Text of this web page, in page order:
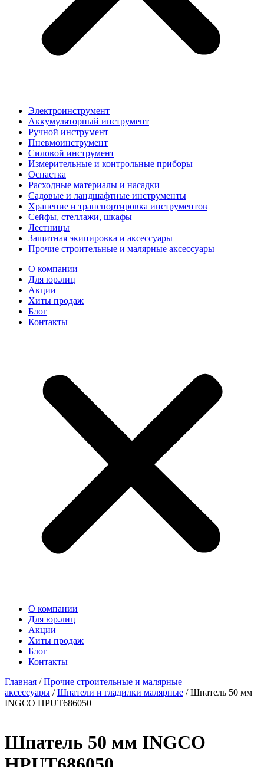
Электроинструмент
Аккумуляторный инструмент
Ручной инструмент
Пневмоинструмент
Силовой инструмент
Измерительные и контрольные приборы
Оснастка
Расходные материалы и насадки
Садовые и ландшафтные инструменты
Хранение и транспортировка инструментов
Сейфы, стеллажи, шкафы
Лестницы
Защитная экипировка и аксессуары
Прочие строительные и малярные аксессуары
О компании
Для юр.лиц
Акции
Хиты продаж
Блог
Контакты
О компании
Для юр.лиц
Акции
Хиты продаж
Блог
Контакты
Главная /Прочие строительные и малярные
аксессуары /Шпатели и гладилки малярные / Шпатель 50 мм
INGCO HPUT686050
Шпатель 50 мм INGCO